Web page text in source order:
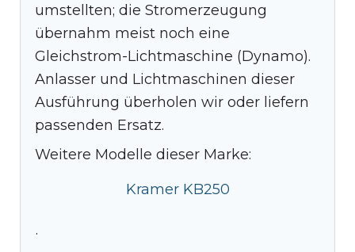
umstellten; die Stromerzeugung
übernahm meist noch eine
Gleichstrom-Lichtmaschine (Dynamo).
Anlasser und Lichtmaschinen dieser
Ausführung überholen wir oder liefern
passenden Ersatz.
Weitere Modelle dieser Marke:
Kramer KB250
·